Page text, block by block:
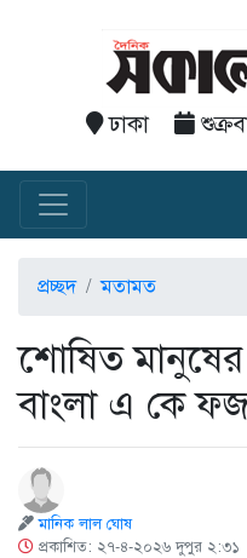
ঢাকা
প্রচ্ছদ মতামত
​শোষিত মানুষের
বাংলা এ কে
মানিক লাল ঘোষ
প্রকাশিত: ২৭-৪-২০২৬ দুপুর ২:৩১